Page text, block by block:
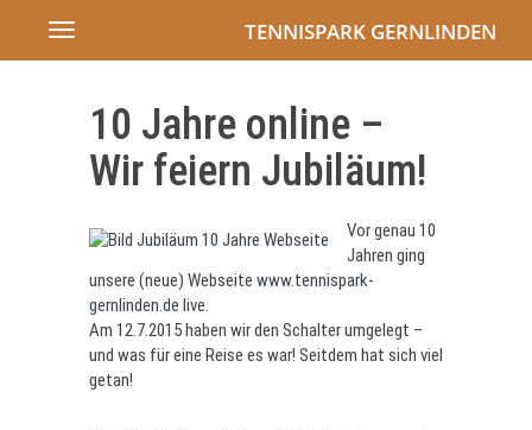
TENNISPARK GERNLINDEN
Toggle
navigation
10 Jahre online –
Wir feiern Jubiläum!
Vor genau 10
Jahren ging
unsere (neue) Webseite www.tennispark-
gernlinden.de live.
Am 12.7.2015 haben wir den Schalter umgelegt –
und was für eine Reise es war! Seitdem hat sich viel
getan!